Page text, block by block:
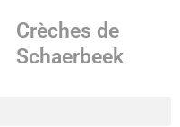
Crèches de
Schaerbeek